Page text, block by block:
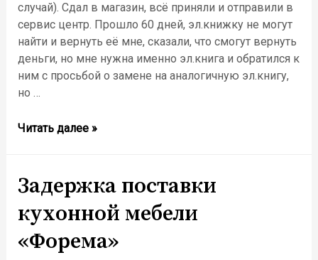
случай). Сдал в магазин, всё приняли и отправили в
сервис центр. Прошло 60 дней, эл.книжку не могут
найти и вернуть её мне, сказали, что смогут вернуть
деньги, но мне нужна именно эл.книга и обратился к
ним с просьбой о замене на аналогичную эл.книгу,
но …
Отказали
товара,
срок
гарантийного
ремонта
превысил
Читать далее »
Задержка поставки
кухонной мебели
«Форема»